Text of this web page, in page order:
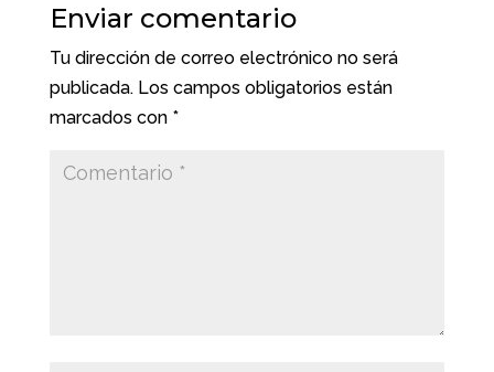
Enviar comentario
Tu dirección de correo electrónico no será
publicada. Los campos obligatorios están
marcados con *